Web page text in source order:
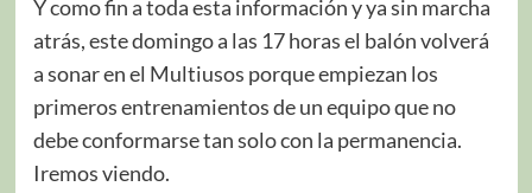
Y como fin a toda esta información y ya sin marcha
atrás, este domingo a las 17 horas el balón volverá
a sonar en el Multiusos porque empiezan los
primeros entrenamientos de un equipo que no
debe conformarse tan solo con la permanencia.
Iremos viendo.